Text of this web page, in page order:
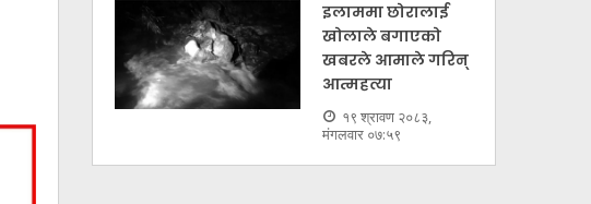
इलाममा छोरालाई
खोलाले बगाएकाे
खबरले आमाले गरिन्
आत्महत्या
१९ श्रावण २०८३,
मंगलवार ०७:५९